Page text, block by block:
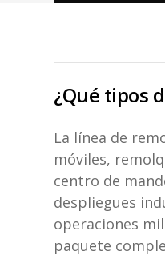
¿Qué tipos
La línea de
móviles,
centro de
despliegues
operaciones
paquete